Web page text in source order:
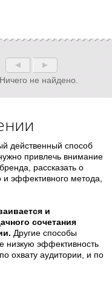
Ничего не найдено.
действенный способ
привлечь внимание
рассказать о
эффективного метода,
и
сочетания
Другие способы
низкую эффективность
охвату аудитории, и по